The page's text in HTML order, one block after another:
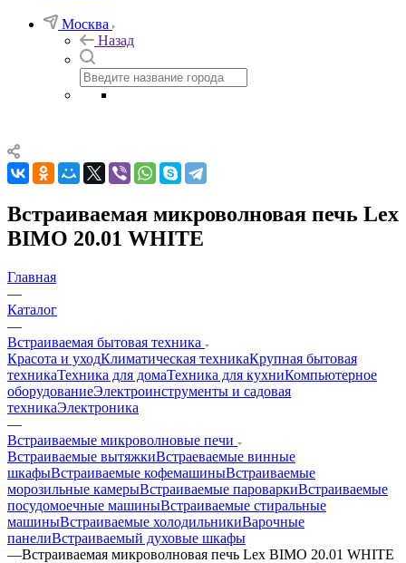
Москва
Назад
Встраиваемая микроволновая печь Lex
BIMO 20.01 WHITE
Главная
—
Каталог
—
Встраиваемая бытовая техника
Красота и уходКлиматическая техникаКрупная бытовая
техникаТехника для домаТехника для кухниКомпьютерное
оборудованиеЭлектроинструменты и садовая
техникаЭлектроника
—
Встраиваемые микроволновые печи
Встраиваемые вытяжкиВстраеваемые винные
шкафыВстраиваемые кофемашиныВстраиваемые
морозильные камерыВстраиваемые пароваркиВстраиваемые
посудомоечные машиныВстраиваемые стиральные
машиныВстраиваемые холодильникиВарочные
панелиВстраиваемый духовые шкафы
—Встраиваемая микроволновая печь Lex BIMO 20.01 WHITE